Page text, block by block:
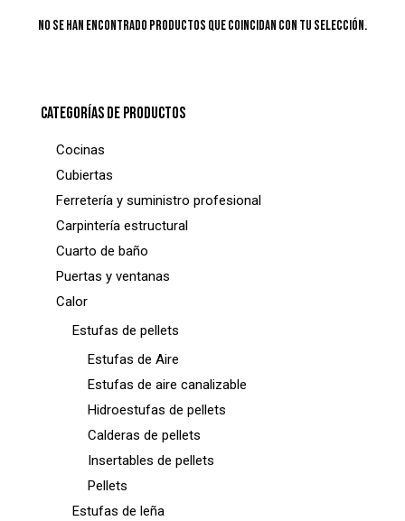
No se han encontrado productos que coincidan con tu selección.
CATEGORÍAS DE PRODUCTOS
Cocinas
Cubiertas
Ferretería y suministro profesional
Carpintería estructural
Cuarto de baño
Puertas y ventanas
Calor
Estufas de pellets
Estufas de Aire
Estufas de aire canalizable
Hidroestufas de pellets
Calderas de pellets
Insertables de pellets
Pellets
Estufas de leña